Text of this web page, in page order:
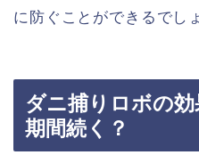
に防ぐことができるでし
ダニ捕りロボの
期間続く？